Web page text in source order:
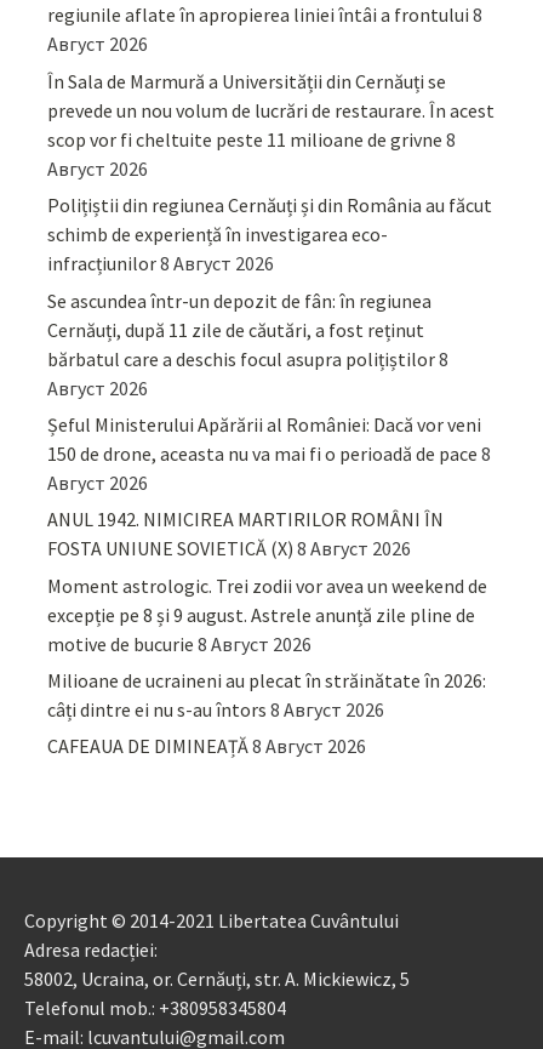
regiunile aflate în apropierea liniei întâi a frontului 8
Август 2026
În Sala de Marmură a Universității din Cernăuți se
prevede un nou volum de lucrări de restaurare. În acest
scop vor fi cheltuite peste 11 milioane de grivne 8
Август 2026
Polițiștii din regiunea Cernăuți și din România au făcut
schimb de experiență în investigarea eco-
infracțiunilor8 Август 2026
Se ascundea într-un depozit de fân: în regiunea
Cernăuți, după 11 zile de căutări, a fost reținut
bărbatul care a deschis focul asupra polițiștilor8
Август 2026
Șeful Ministerului Apărării al României: Dacă vor veni
150 de drone, aceasta nu va mai fi o perioadă de pace 8
Август 2026
ANUL 1942. NIMICIREA MARTIRILOR ROMÂNI ÎN
FOSTA UNIUNE SOVIETICĂ (X) 8 Август 2026
Moment astrologic. Trei zodii vor avea un weekend de
excepție pe 8 și 9 august. Astrele anunță zile pline de
motive de bucurie 8 Август 2026
Milioane de ucraineni au plecat în străinătate în 2026:
câți dintre ei nu s-au întors 8 Август 2026
CAFEAUA DE DIMINEAȚĂ8 Август 2026
Copyright © 2014-2021 Libertatea Cuvântului
Adresa redacției:
58002, Ucraina, or. Cernăuți, str. A. Mickiewicz, 5
Telefonul mob.: +380958345804
E-mail: lcuvantului@gmail.com